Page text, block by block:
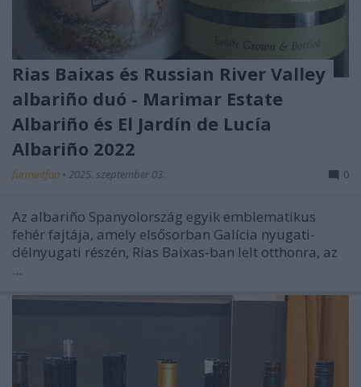
Rias Baixas és Russian River Valley
albariño duó - Marimar Estate
Albariño és El Jardín de Lucía
Albariño 2022
furmintfan • 2025. szeptember 03. 0
Az albariño Spanyolország egyik emblematikus
fehér fajtája, amely elsősorban Galícia nyugati-
délnyugati részén, Rias Baixas-ban lelt otthonra, az
...